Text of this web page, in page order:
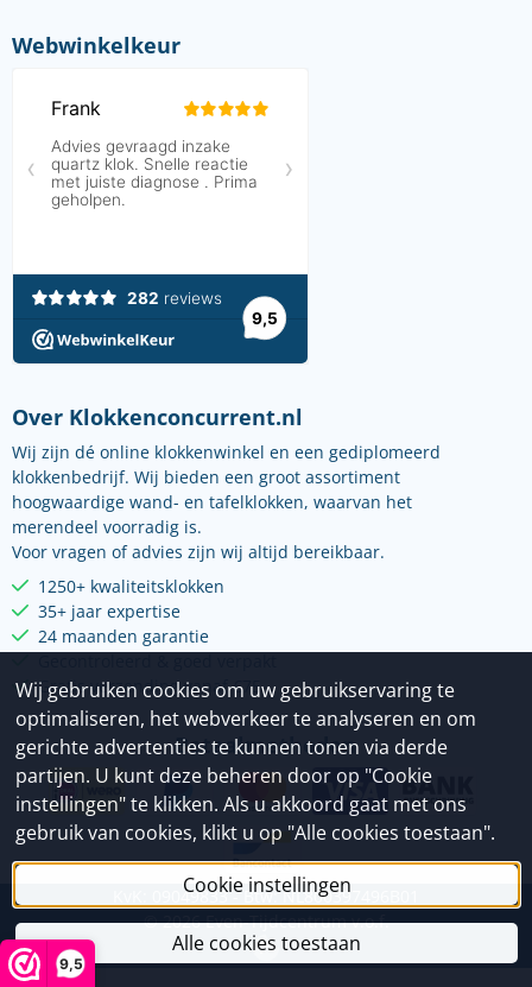
9,5
Webwinkelkeur
Over Klokkenconcurrent.nl
Wij zijn dé online klokkenwinkel en een gediplomeerd
klokkenbedrijf. Wij bieden een groot assortiment
hoogwaardige wand- en tafelklokken, waarvan het
merendeel voorradig is.
Voor vragen of advies zijn wij altijd bereikbaar.
1250+ kwaliteitsklokken
35+ jaar expertise
24 maanden garantie
Gratis verzending vanaf €75
Betaalmethoden
KvK: 09049833 - Btw: NL800397496B01
©2026Even-Tijdcentrum v.o.f.
Wij gebruiken cookies om uw gebruikservaring te
optimaliseren, het webverkeer te analyseren en om
gerichte advertenties te kunnen tonen via derde
partijen. U kunt deze beheren door op "Cookie
instellingen" te klikken. Als u akkoord gaat met ons
gebruik van cookies, klikt u op "Alle cookies toestaan".
Cookie instellingen
Alle cookies toestaan